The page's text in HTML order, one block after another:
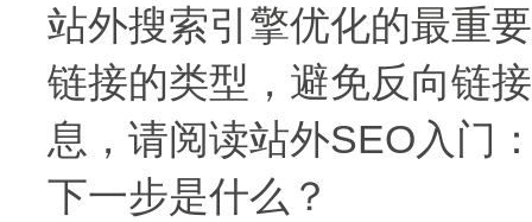
站外搜索引擎优化的最重
链接的类型，避免反向链
息，请阅读站外SEO入门
下一步是什么？